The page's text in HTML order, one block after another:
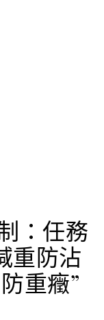
：任務
重防沾
重癥”